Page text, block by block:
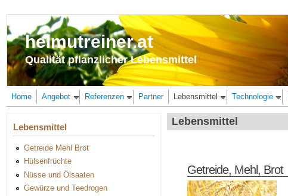
Direkt zum Inhalt
helmutreiner.at
Qualität pflanzlicher Lebensmittel
Home Angebot Referenzen Partner Lebensmittel Technologie
Lebensmittel
Getreide Mehl Brot
Hülsenfrüchte
Nüsse und Ölsaaten
Gewürze und Teedrogen
Lebensmittel
Getreide, Mehl, Brot